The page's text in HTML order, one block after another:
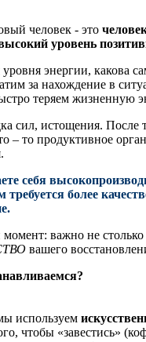
человек - это
уровень
энергии, какова
за нахождение в
теряем жизненную
сил, истощения. После
– то продуктивное
себя
требуется более
важно не столько
вашего
используем
чтобы «завестись»